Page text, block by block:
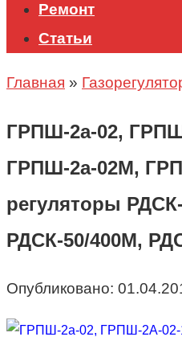
Ремонт
Статьи
Главная »
ГРПШ-2а-02,
ГРПШ-2а-02М,
регуляторы
РДСК-50/400М,
Опубликовано: